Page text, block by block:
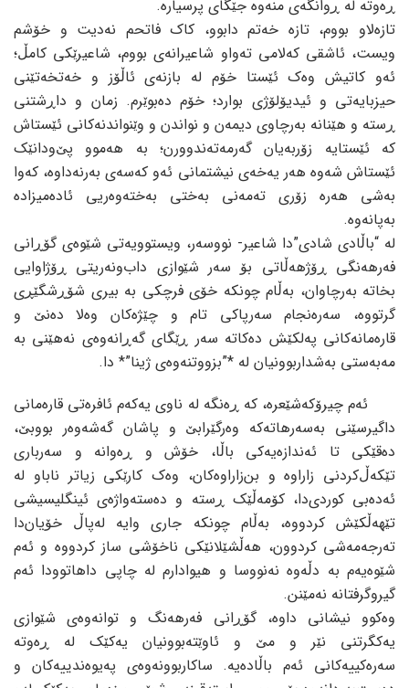
ڕەوتە لە ڕوانگەی منەوە جێگای پرسیارە.
تازەلاو بووم، تازە خەتم دابوو، کاک فاتحم نەدیت و خۆشم
ویست، ئاشقی کەلامی تەواو شاعیرانەی بووم، شاعیرێکی کامڵ؛
ئەو کاتیش وەک ئێستا خۆم لە بازنەی ئاڵۆز و خەتخەتێنی
حیزبایەتی و ئیدیۆلۆژی بوارد؛ خۆم دەبوێرم. زمان و داڕشتنی
ڕستە و هێنانە بەرچاوی دیمەن و نواندن و وێنواندنەکانی ئێستاش
کە ئێستایە زۆربەیان گەرمەتەندوورن؛ بە هەموو پێ‌ودانێک
ئێستاش شەوە هەر یەخەی نیشتمانی ئەو کەسەی بەرنەداوە، کەوا
بەشی هەرە زۆری تەمەنی بەختی بەختەوەریی ئادەمیزادە
بەپانەوە.
لە “باڵادی شادی”دا شاعیر- نووسەر، ویستوویەتی شێوەی گۆڕانی
فەرهەنگی ڕۆژهەڵاتی بۆ سەر شێوازی داب‌ونەریتی ڕۆژاوایی
بخاتە بەرچاوان، بەڵام چونکە خۆی فرچکی بە بیری شۆڕشگێڕی
گرتووە، سەرەنجام سەرپاکی تام و چێژەکان وەلا دەنێ و
قارەمانەکانی پەلکێش دەکاتە سەر ڕێگای گەڕانەوەی نەهێنی بە
مەبەستی بەشداربوونیان لە *”بزووتنەوەی ژینا”* دا.
ئەم چیرۆکەشێعرە، کە ڕەنگە لە ناوی یەکەم ئافرەتی قارەمانی
داگیرسێنی بەسەرهاتەکە وەرگێرابێ و پاشان گەشەوەر بووبێ،
دەقێکی تا ئەندازەیەکی باڵا، خۆش و ڕەوانە و سەرباری
تێکەڵ‌کردنی زاراوە و بن‌زاراوەکان، وەک کارێکی زیاتر ناباو لە
ئەدەبی کوردی‌دا، کۆمەڵێک ڕستە و دەستەواژەی ئینگلیسیشی
تێهەڵکێش کردووە، بەڵام چونکە جاری وایە لەپاڵ خۆیان‌دا
تەرجەمەشی کردوون، هەڵشێلانێکی ناخۆشی ساز کردووە و ئەم
شێوەیەم بە دڵەوە نەنووسا و هیوادارم لە چاپی داهاتوودا ئەم
گیروگرفتانە نەمێنن.
وەکوو نیشانی داوە، گۆڕانی فەرهەنگ و توانەوەی شێوازی
یەکگرتنی نێر و مێ و ئاوێتە‌بوونیان یەکێک لە ڕەوتە
سەرەکییەکانی ئەم باڵادەیە. ساکاربوونەوەی پەیوەندییەکان و